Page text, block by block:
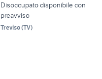
Disoccupato disponibile con
preavviso
Treviso(TV)